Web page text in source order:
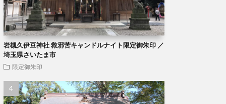
岩槻久伊豆神社 救邪苦キャンドルナイト限定御朱印 ／
埼玉県さいたま市
限定御朱印